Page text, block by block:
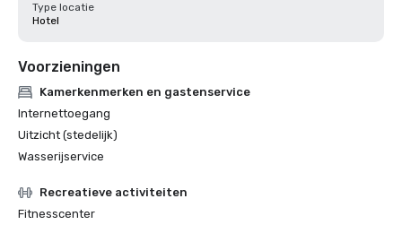
Type locatie
Hotel
Voorzieningen
Kamerkenmerken en gastenservice
Internettoegang
Uitzicht (stedelijk)
Wasserijservice
Recreatieve activiteiten
Fitnesscenter